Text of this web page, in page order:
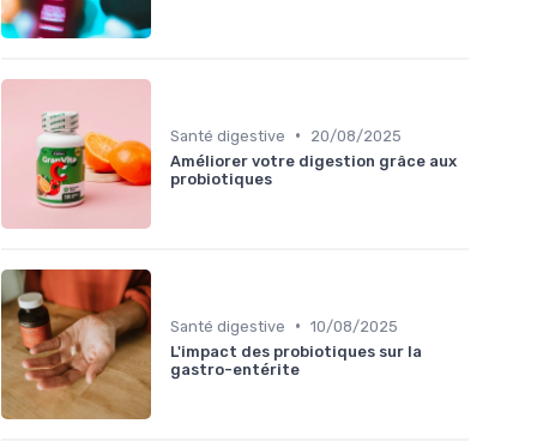
Santé digestive •
20/08/2025
Améliorer votre digestion grâce aux
probiotiques
Santé digestive • 10/08/2025
L'impact des probiotiques sur la
gastro-entérite